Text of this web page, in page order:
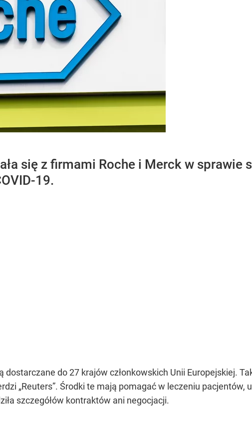
się z firmami Roche i Merck w sprawie
19.
dostarczane do 27 krajów członkowskich Unii Europejskiej.
„Reuters”. Środki te mają pomagać w leczeniu pacjentów,
szczegółów kontraktów ani negocjacji.